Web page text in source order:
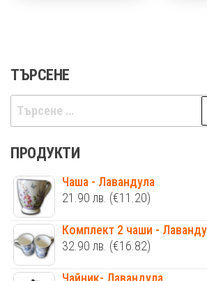
ТЪРСЕНЕ
Търсене
за:
ПРОДУКТИ
Чаша - Лавандула
21.90 лв. (€11.20)
Комплект 2 чаши -
32.90 лв. (€16.82)